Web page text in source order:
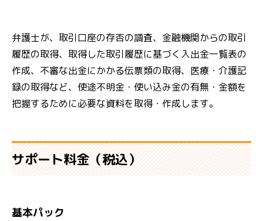
弁護士が、取引口座の存否の調査、金融機関からの取引
履歴の取得、取得した取引履歴に基づく入出金一覧表の
作成、不審な出金にかかる伝票類の取得、医療・介護記
録の取得など、使途不明金・使い込み金の有無・金額を
把握するために必要な資料を取得・作成します。
サポート料金（税込）
基本パック